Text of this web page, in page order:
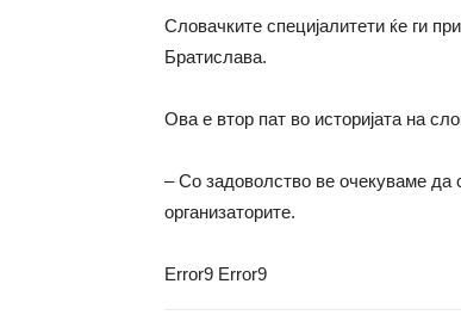
Словачките специјалитети ќе ги
Братислава.
Ова е втор пат во историјата на
– Со задоволство ве очекуваме да
организаторите.
Error9 Error9